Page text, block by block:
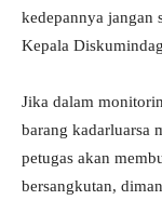
kedepannya jangan
Kepala
Jika dalam
barang kadarluarsa
petugas akan
bersangkutan,